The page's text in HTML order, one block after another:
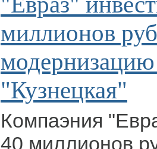
миллионов
"Кузнецкая"
Компаэния
40 миллионов